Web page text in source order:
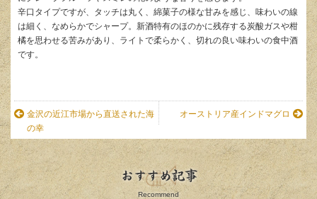
辛口タイプですが、タッチは丸く、綿菓子の様な甘みを感じ、味わいの線
は細く、なめらかでシャープ。新酒特有のほのかに残存する炭酸ガスや柑
橘を思わせる苦みがあり、ライトで柔らかく、切れの良い味わいの食中酒
です。
金沢の近江市場から直送された海
の幸
オーストリア産インドマグロ
おすすめ記事
Recommend